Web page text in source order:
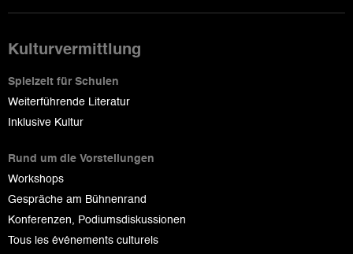
Kulturvermittlung
Spielzeit für Schulen
Weiterführende Literatur
Inklusive Kultur
Rund um die Vorstellungen
Workshops
Gespräche am Bühnenrand
Konferenzen, Podiumsdiskussionen
Tous les événements culturels